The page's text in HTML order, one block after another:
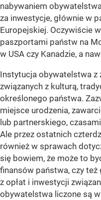
nabywaniem
za inwestycje, głównie w
Europejskiej. Oczywiście
paszportami państw na
w USA czy Kanadzie, a
Instytucja obywatelstwa z
związanych z kulturą,
określonego państwa.
miejsce urodzenia,
lub partnerskiego,
Ale przez ostatnich
również w sprawach
się bowiem, że może to
finansów państwa, czy
z opłat i inwestycji
obywatelstwa liczone są